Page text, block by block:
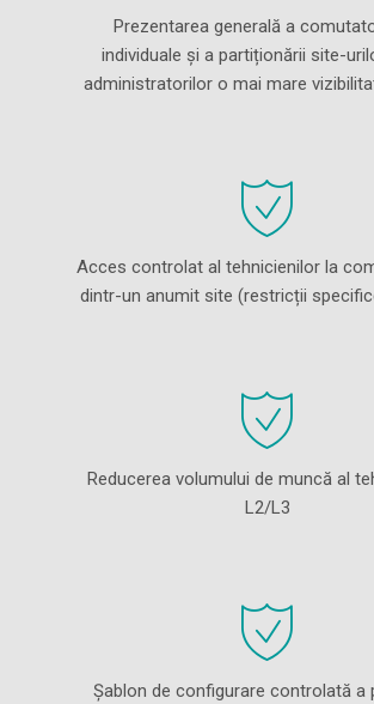
Prezentarea generală a
individuale și a partiționării site-
administratorilor o mai mare
Acces controlat al tehnicienilor la
dintr-un anumit site (restricții
Reducerea volumului de muncă al
L2/L3
Șablon de configurare controlată a